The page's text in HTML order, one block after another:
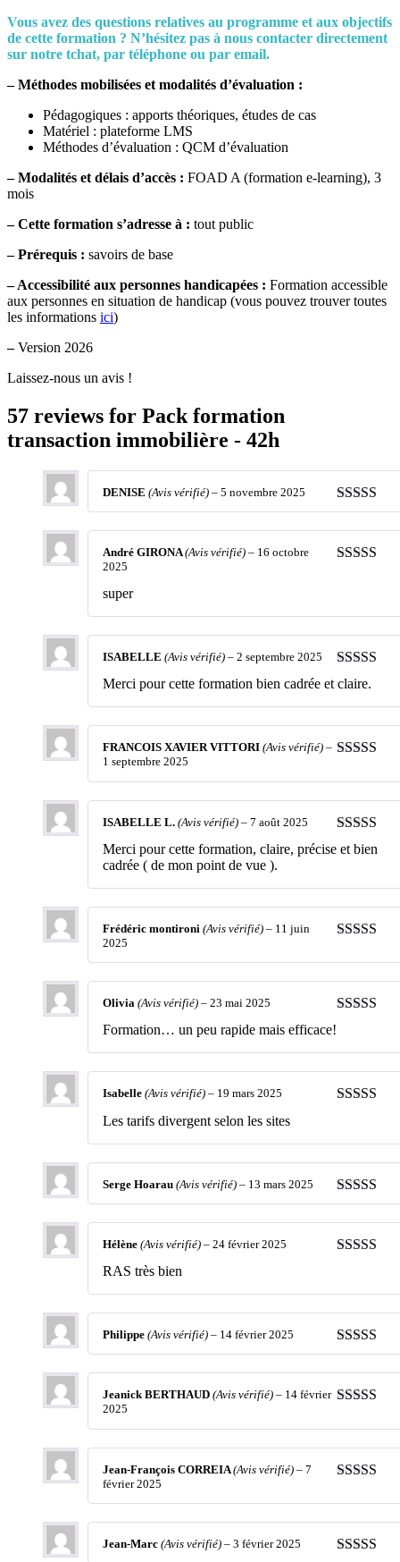
Vous avez des questions relatives au programme et aux objectifs
de cette formation ? N’hésitez pas à nous contacter directement
sur notre tchat, par téléphone ou par email.
– Méthodes mobilisées et modalités d’évaluation :
Pédagogiques : apports théoriques, études de cas
Matériel : plateforme LMS
Méthodes d’évaluation : QCM d’évaluation
– Modalités et délais d’accès : FOAD A (formation e-learning), 3
mois
–Cette formation s’adresse à : tout public
– Prérequis : savoirs de base
– Accessibilité aux personnes handicapées : Formation accessible
aux personnes en situation de handicap (vous pouvez trouver toutes
les informations ici)
–Version 2026
Laissez-nous un avis !
57 reviews for Pack formation
transaction immobilière - 42h
Note5sur
DENISE (Avis vérifié) – 5 novembre 2025
André GIRONA(Avis vérifié) – 16 octobre
2025
super
Note
ISABELLE (Avis vérifié) – 2 septembre 2025
Merci pour cette formation bien cadrée et claire.
FRANCOIS XAVIER VITTORI (Avis vérifié) –
1 septembre 2025
Note5sur
ISABELLE L. (Avis vérifié) – 7 août 2025
Merci pour cette formation, claire, précise et bien
cadrée ( de mon point de vue ).
Frédéric montironi (Avis vérifié) – 11 juin
2025
Olivia (Avis vérifié) – 23 mai 2025
Formation… un peu rapide mais efficace!
Isabelle (Avis vérifié) – 19 mars 2025
Les tarifs divergent selon les sites
Note4sur
5
Serge Hoarau (Avis vérifié) – 13 mars 2025
Hélène (Avis vérifié) – 24 février 2025
RAS très bien
Note5sur
Philippe (Avis vérifié) – 14 février 2025
Jeanick BERTHAUD (Avis vérifié) – 14 février
2025
Jean-François CORREIA(Avis vérifié) – 7
février 2025
Jean-Marc (Avis vérifié) – 3 février 2025